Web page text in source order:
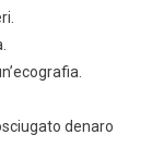
denaro